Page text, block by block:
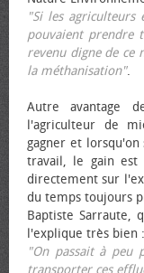
"Si les agriculteurs
pouvaient prendre
revenu digne de ce
la méthanisation".
Autre avantage
l'agriculteur de
gagner et
travail, le gain est
directement sur
du temps toujours
Baptiste Sarraute,
l'explique très bien :
"On passait à peu
transporter ces